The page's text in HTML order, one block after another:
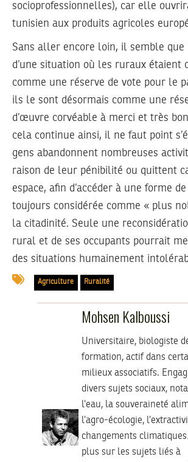
socioprofessionnelles), car elle
tunisien aux produits agricoles
Sans aller encore loin, il semble que
d’une situation où les ruraux étaient
comme une réserve de vote pour le
ils le sont désormais comme une
d’œuvre corvéable à merci et très
cela continue ainsi, il ne faut point
gens abandonnent nombreuses
raison de leur pénibilité ou quittent
espace, afin d’accéder à une forme
toujours considérée comme « plus
la citadinité. Seule une
rural et de ses occupants pourrait
des situations humainement
Agriculture Ruralité
Mohsen Kalboussi
Universitaire, biologiste
formation, actif dans
milieux associatifs.
divers sujets sociaux,
l’eau, la souveraineté
l’agro-écologie,
changements
plus sur les sujets liés à